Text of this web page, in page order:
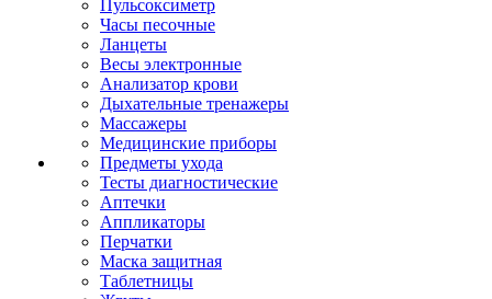
Пульсоксиметр
Часы песочные
Ланцеты
Весы электронные
Анализатор крови
Дыхательные тренажеры
Массажеры
Медицинские приборы
Предметы ухода
Тесты диагностические
Аптечки
Аппликаторы
Перчатки
Маска защитная
Таблетницы